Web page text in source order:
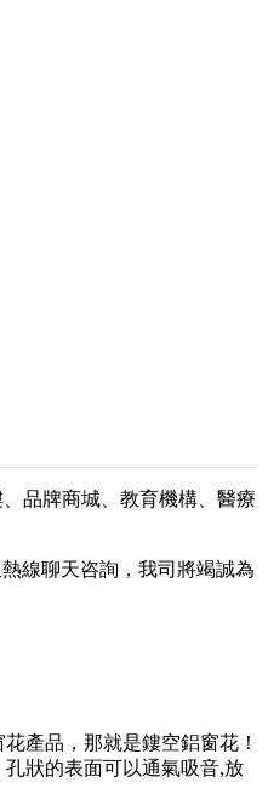
品牌商城、教育機構、醫療
線聊天咨詢，我司將竭誠為
產品，那就是鏤空鋁窗花！
狀的表面可以通氣吸音,放